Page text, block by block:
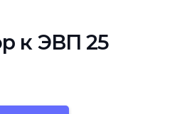
к ЭВП 25